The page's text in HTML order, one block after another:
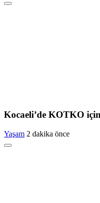
Kocaeli’de KOTKO
Yaşam 2 dakika önce